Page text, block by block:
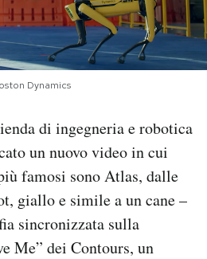
Dynamics
di ingegneria e robotica
un nuovo video in cui
famosi sono Atlas, dalle
giallo e simile a un cane –
sincronizzata sulla
Me” dei Contours, un